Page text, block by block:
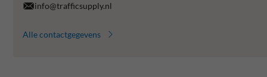
info@trafficsupply.nl
Alle contactgegevens